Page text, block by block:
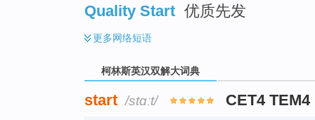
Quality Start 优质先发
更多网络短语
柯林斯英汉双解大词典
start /stɑːt/ CET4 TEM4